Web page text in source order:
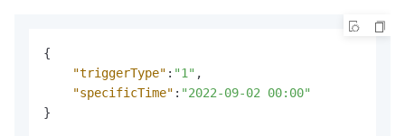
{
"triggerType" : "1" ,
"specificTime" : "2022-09-02 00:00"
}